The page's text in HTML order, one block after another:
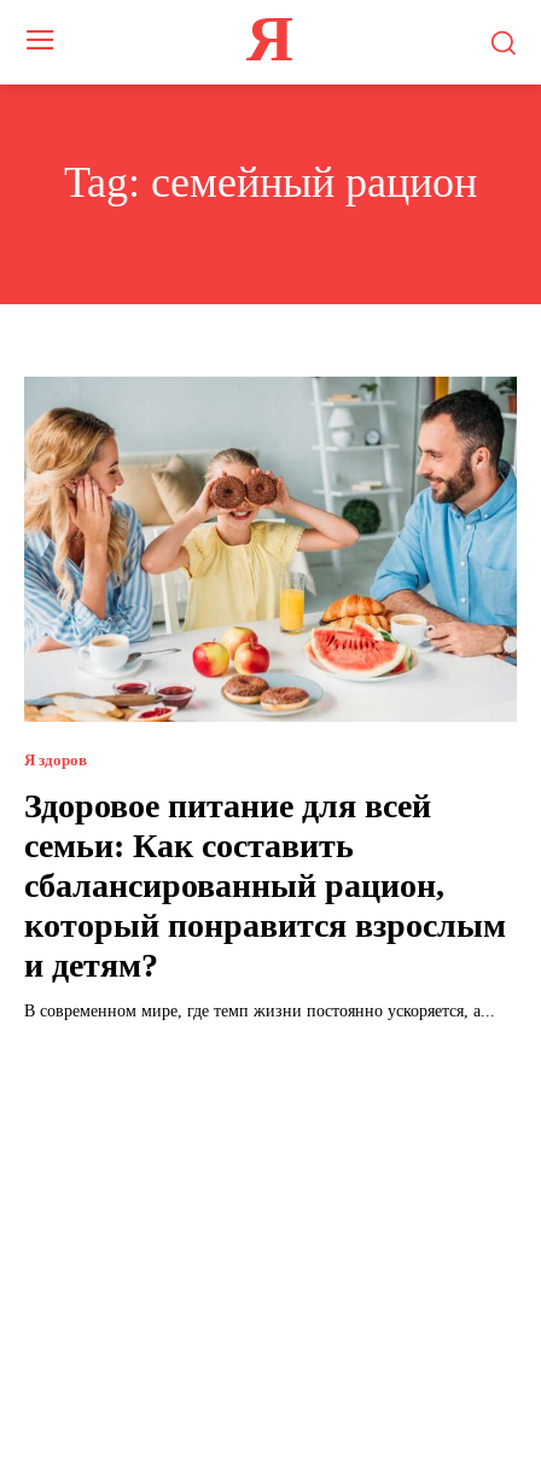
Я
Tag: семейный рацион
Я здоров
Здоровое питание для всей
семьи: Как составить
сбалансированный рацион,
который понравится взрослым
и детям?
В современном мире, где темп жизни постоянно ускоряется, а...